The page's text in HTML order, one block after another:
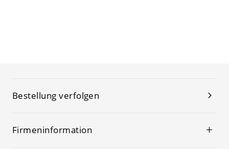
Bestellung verfolgen
Firmeninformation